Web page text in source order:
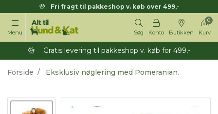
Fri fragt til pakkeshop v. køb over 499,-
Menu Søg Konto Butikken Kurv
0
Gratis levering til pakkeshop v. køb for 499,-
Forside Eksklusiv nøglering med Pomeranian.